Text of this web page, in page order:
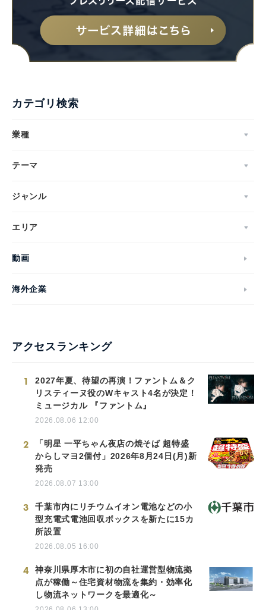
カテゴリ検索
業種
テーマ
ジャンル
エリア
動画
海外企業
アクセスランキング
1
2027年夏、待望の再演！ファントム＆ク
リスティーヌ役のWキャスト4名が決定！
ミュージカル 『ファントム』
2026.08.06 12:00
2
「明星 一平ちゃん夜店の焼そば 超特盛
からしマヨ2個付」2026年8月24日(月)新
発売
2026.08.07 13:00
3
千葉市内にリチウムイオン電池などの小
型充電式電池回収ボックスを新たに15カ
所設置
2026.08.05 16:00
4
神奈川県厚木市に初の自社運営型物流拠
点が稼働～住宅資材物流を集約・効率化
し物流ネットワークを最適化～